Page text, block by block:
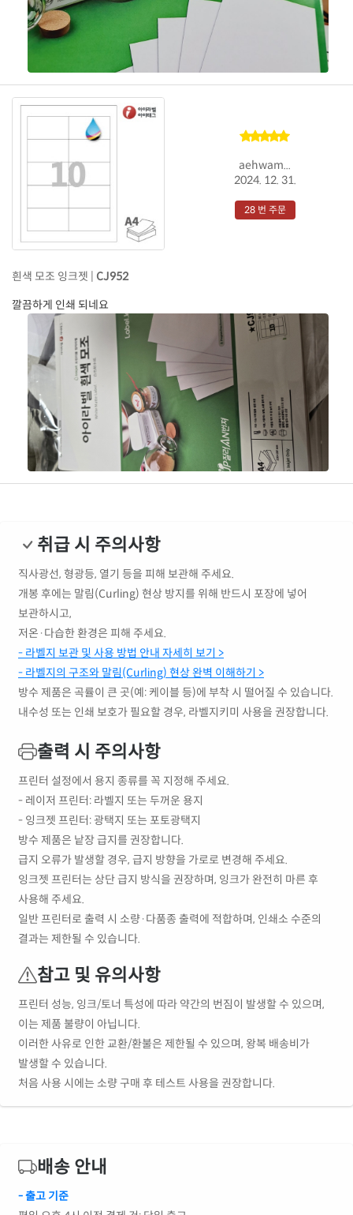
aehwam...
2024. 12. 31.
28 번 주문
흰색 모조 잉크젯 | CJ952
깔끔하게 인쇄 되네요
취급 시 주의사항
직사광선, 형광등, 열기 등을 피해 보관해 주세요.
개봉 후에는 말림(Curling) 현상 방지를 위해 반드시 포장에 넣어
보관하시고,
저온·다습한 환경은 피해 주세요.
- 라벨지 보관 및 사용 방법 안내 자세히 보기 >
- 라벨지의 구조와 말림(Curling) 현상 완벽 이해하기 >
방수 제품은 곡률이 큰 곳(예: 케이블 등)에 부착 시 떨어질 수 있습니다.
내수성 또는 인쇄 보호가 필요할 경우, 라벨지키미 사용을 권장합니다.
출력 시 주의사항
프린터 설정에서 용지 종류를 꼭 지정해 주세요.
- 레이저 프린터: 라벨지 또는 두꺼운 용지
- 잉크젯 프린터: 광택지 또는 포토광택지
방수 제품은 낱장 급지를 권장합니다.
급지 오류가 발생할 경우, 급지 방향을 가로로 변경해 주세요.
잉크젯 프린터는 상단 급지 방식을 권장하며, 잉크가 완전히 마른 후
사용해 주세요.
일반 프린터로 출력 시 소량·다품종 출력에 적합하며, 인쇄소 수준의
결과는 제한될 수 있습니다.
참고 및 유의사항
프린터 성능, 잉크/토너 특성에 따라 약간의 번짐이 발생할 수 있으며,
이는 제품 불량이 아닙니다.
이러한 사유로 인한 교환/환불은 제한될 수 있으며, 왕복 배송비가
발생할 수 있습니다.
처음 사용 시에는 소량 구매 후 테스트 사용을 권장합니다.
배송 안내
- 출고 기준